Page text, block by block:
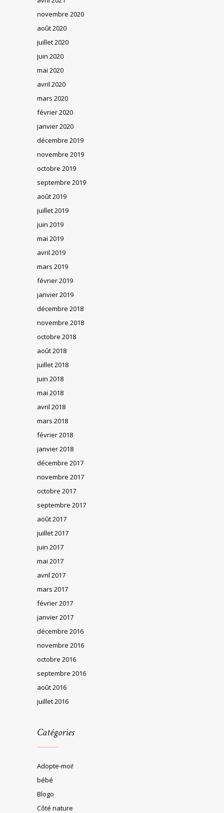
novembre 2020
août 2020
juillet 2020
juin 2020
mai 2020
avril 2020
mars 2020
février 2020
janvier 2020
décembre 2019
novembre 2019
octobre 2019
septembre 2019
août 2019
juillet 2019
juin 2019
mai 2019
avril 2019
mars 2019
février 2019
janvier 2019
décembre 2018
novembre 2018
octobre 2018
août 2018
juillet 2018
juin 2018
mai 2018
avril 2018
mars 2018
février 2018
janvier 2018
décembre 2017
novembre 2017
octobre 2017
septembre 2017
août 2017
juillet 2017
juin 2017
mai 2017
avril 2017
mars 2017
février 2017
janvier 2017
décembre 2016
novembre 2016
octobre 2016
septembre 2016
août 2016
juillet 2016
Catégories
Adopte-moi!
bébé
Blogo
Côté nature